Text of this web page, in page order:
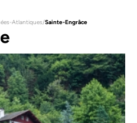
Atlantiques/Sainte-Engrâce